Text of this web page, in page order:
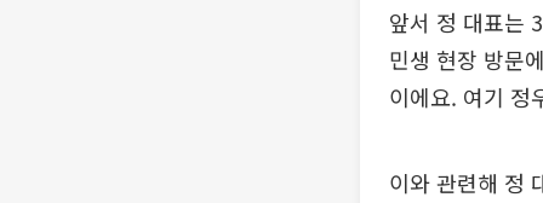
앞서 정 대표는
민생 현장 방문
이에요. 여기 정
이와 관련해 정